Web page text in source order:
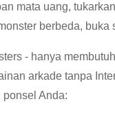
mata uang,
berbeda, buka
- hanya
arkade tanpa
ponsel Anda: